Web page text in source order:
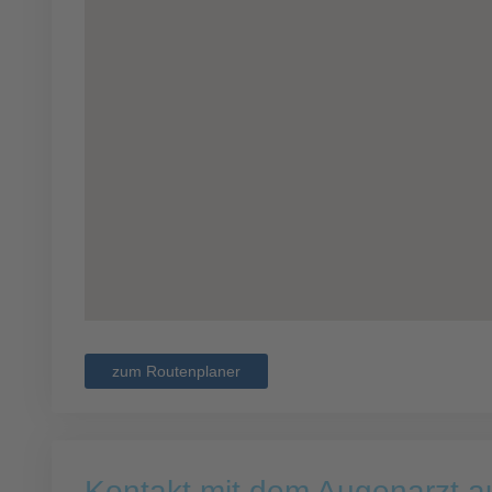
zum Routenplaner